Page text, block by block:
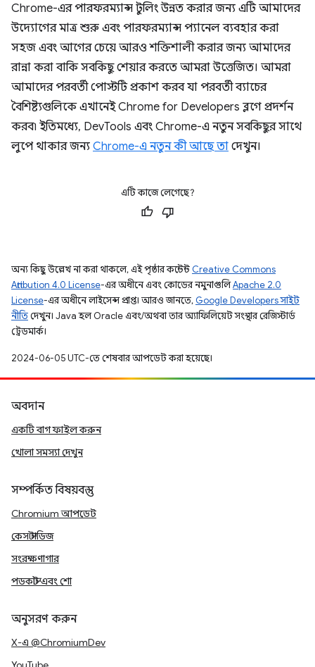
Chrome-এর পারফরম্যান্স টুলিং উন্নত করার জন্য এটি আমাদের
উদ্যোগের মাত্র শুরু এবং পারফরম্যান্স প্যানেল ব্যবহার করা
সহজ এবং আগের চেয়ে আরও শক্তিশালী করার জন্য আমাদের
রান্না করা বাকি সবকিছু শেয়ার করতে আমরা উত্তেজিত। আমরা
আমাদের পরবর্তী পোস্টটি প্রকাশ করব যা পরবর্তী ব্যাচের
বৈশিষ্ট্যগুলিকে এখানেই Chrome for Developers ব্লগে প্রদর্শন
করব৷ ইতিমধ্যে, DevTools এবং Chrome-এ নতুন সবকিছুর সাথে
লুপে থাকার জন্য Chrome-এ নতুন কী আছে তা দেখুন।
এটি কাজে লেগেছে?
অন্য কিছু উল্লেখ না করা থাকলে, এই পৃষ্ঠার কন্টেন্ট Creative Commons
Attribution 4.0 License-এর অধীনে এবং কোডের নমুনাগুলিApache 2.0
License-এর অধীনে লাইসেন্স প্রাপ্ত। আরও জানতে, Google Developers সাইট
নীতিদেখুন। Java হল Oracle এবং/অথবা তার অ্যাফিলিয়েট সংস্থার রেজিস্টার্ড
ট্রেডমার্ক।
2024-06-05 UTC-তে শেষবার আপডেট করা হয়েছে।
অবদান
একটি বাগ ফাইল করুন
খোলা সমস্যা দেখুন
সম্পর্কিত বিষয়বস্তু
Chromium আপডেট
কেস স্টাডিজ
সংরক্ষণাগার
পডকাস্ট এবং শো
অনুসরণ করুন
X-এ @ChromiumDev